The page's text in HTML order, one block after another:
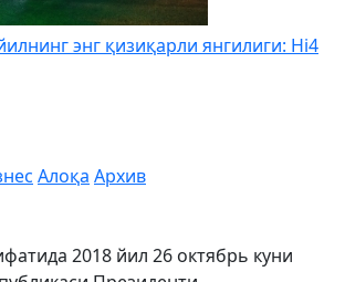
энг қизиқарли янгилиги: Hi4
Алоқа Архив
2018 йил 26 октябрь куни